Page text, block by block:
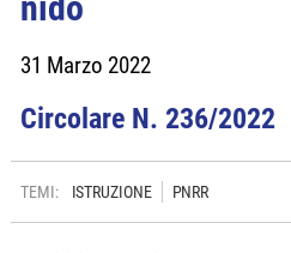
31 Marzo 2022
Circolare N. 236/2022
TEMI: ISTRUZIONE PNRR